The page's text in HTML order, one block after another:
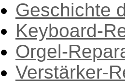
Geschichte
Keyboard-
Orgel-
Verstärker-